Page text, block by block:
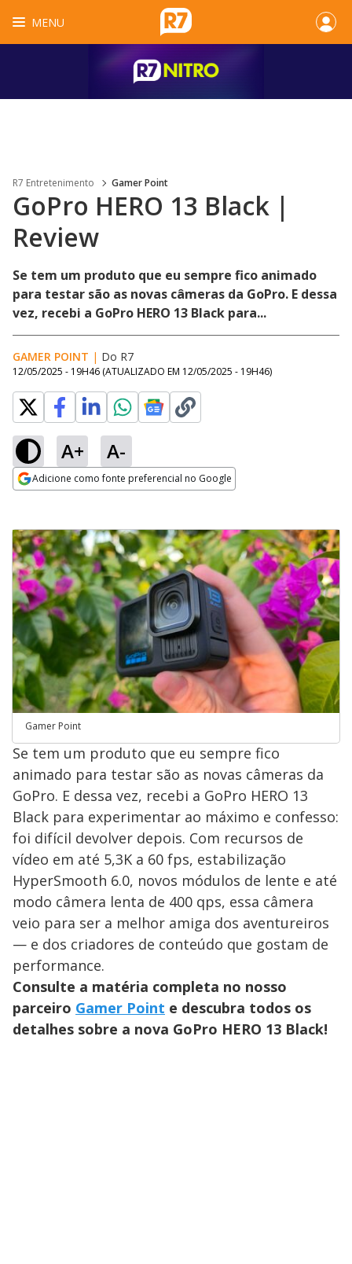
MENU
R7 Entretenimento Gamer Point
GoPro HERO 13 Black |
Review
Se tem um produto que eu sempre fico animado
para testar são as novas câmeras da GoPro. E dessa
vez, recebi a GoPro HERO 13 Black para...
GAMER POINT | Do R7
12/05/2025 - 19H46 (ATUALIZADO EM 12/05/2025 - 19H46)
A+ A-
Adicione como fonte preferencial no Google
Gamer Point
Se tem um produto que eu sempre fico
animado para testar são as novas câmeras da
GoPro. E dessa vez, recebi a GoPro HERO 13
Black para experimentar ao máximo e confesso:
foi difícil devolver depois. Com recursos de
vídeo em até 5,3K a 60 fps, estabilização
HyperSmooth 6.0, novos módulos de lente e até
modo câmera lenta de 400 qps, essa câmera
veio para ser a melhor amiga dos aventureiros
— e dos criadores de conteúdo que gostam de
performance.
Consulte a matéria completa no nosso
parceiro Gamer Point e descubra todos os
detalhes sobre a nova GoPro HERO 13 Black!